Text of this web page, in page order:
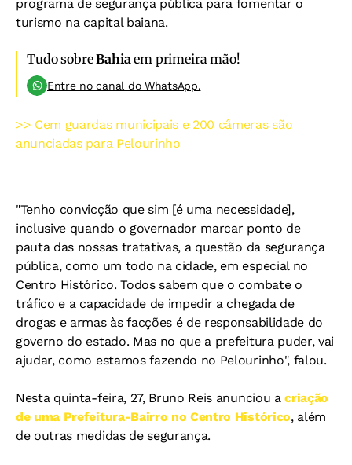
programa de segurança pública para fomentar o
turismo na capital baiana.
Tudo sobreBahiaem primeira mão!
Entre no canal do WhatsApp.
>> Cem guardas municipais e 200 câmeras são
anunciadas para Pelourinho
"Tenho convicção que sim [é uma necessidade],
inclusive quando o governador marcar ponto de
pauta das nossas tratativas, a questão da segurança
pública, como um todo na cidade, em especial no
Centro Histórico. Todos sabem que o combate o
tráfico e a capacidade de impedir a chegada de
drogas e armas às facções é de responsabilidade do
governo do estado. Mas no que a prefeitura puder, vai
ajudar, como estamos fazendo no Pelourinho", falou.
Nesta quinta-feira, 27, Bruno Reis anunciou acriação
de uma Prefeitura-Bairro no Centro Histórico, além
de outras medidas de segurança.